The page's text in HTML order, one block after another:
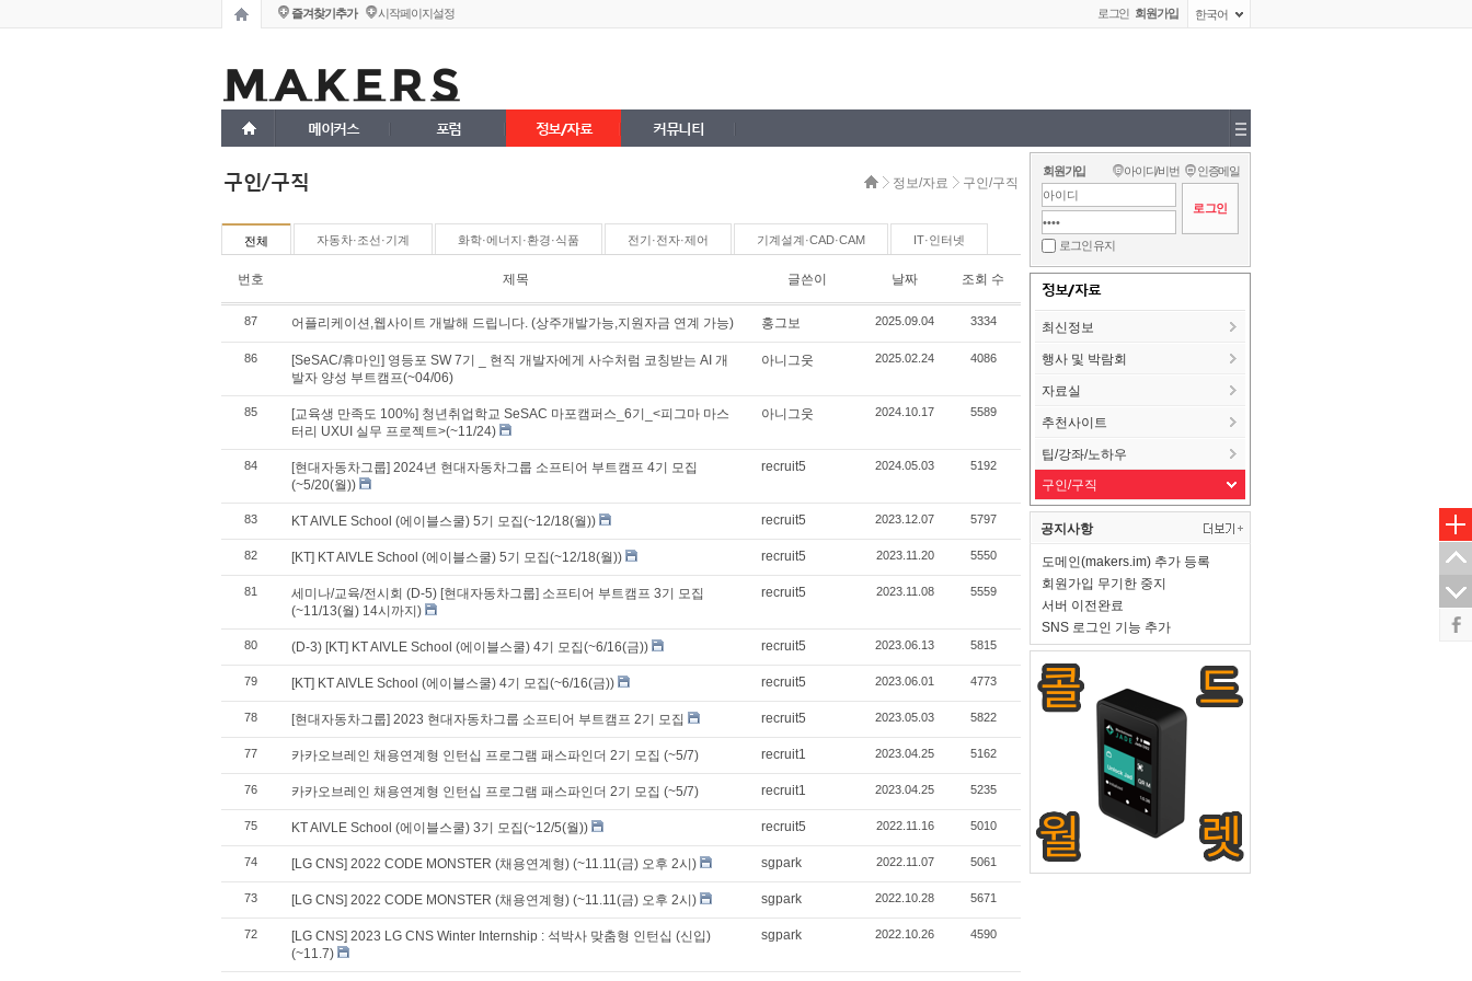
즐겨찾기추가 시작페이지설정 로그인 회원가입 한국어
메이커스 포럼 정보/자료 커뮤니티
구인/구직 정보/자료 구인/구직
전체 자동차·조선·기계 화학·에너지·환경·식품 전기·전자·제어 기계설계·CAD·CAM IT·인터넷
번호 제목 글쓴이 날짜 조회 수
87 어플리케이션,웹사이트 개발해 드립니다. (상주개발가능,지원자금 연계 가능) 홍그보 2025.09.04 3334
86
[SeSAC/휴마인] 영등포 SW 7기 _ 현직 개발자에게 사수처럼 코칭받는 AI 개
발자 양성 부트캠프(~04/06)
아니그웃 2025.02.24 4086
85
[교육생 만족도 100%] 청년취업학교 SeSAC 마포캠퍼스_6기_<피그마 마스
터리 UXUI 실무 프로젝트>(~11/24)
아니그웃 2024.10.17 5589
84
[현대자동차그룹] 2024년 현대자동차그룹 소프티어 부트캠프 4기 모집
(~5/20(월))
recruit5 2024.05.03 5192
83 KT AIVLE School (에이블스쿨) 5기 모집(~12/18(월)) recruit5 2023.12.07 5797
82 [KT] KT AIVLE School (에이블스쿨) 5기 모집(~12/18(월)) recruit5 2023.11.20 5550
81
세미나/교육/전시회 (D-5) [현대자동차그룹] 소프티어 부트캠프 3기 모집
(~11/13(월) 14시까지)
recruit5 2023.11.08 5559
80 (D-3) [KT] KT AIVLE School (에이블스쿨) 4기 모집(~6/16(금)) recruit5 2023.06.13 5815
79 [KT] KT AIVLE School (에이블스쿨) 4기 모집(~6/16(금)) recruit5 2023.06.01 4773
78 [현대자동차그룹] 2023 현대자동차그룹 소프티어 부트캠프 2기 모집 recruit5 2023.05.03 5822
77 카카오브레인 채용연계형 인턴십 프로그램 패스파인더 2기 모집 (~5/7) recruit1 2023.04.25 5162
76 카카오브레인 채용연계형 인턴십 프로그램 패스파인더 2기 모집 (~5/7) recruit1 2023.04.25 5235
75 KT AIVLE School (에이블스쿨) 3기 모집(~12/5(월)) recruit5 2022.11.16 5010
74 [LG CNS] 2022 CODE MONSTER (채용연계형) (~11.11(금) 오후 2시) sgpark 2022.11.07 5061
73 [LG CNS] 2022 CODE MONSTER (채용연계형) (~11.11(금) 오후 2시) sgpark 2022.10.28 5671
72
[LG CNS] 2023 LG CNS Winter Internship : 석박사 맞춤형 인턴십 (신입)
(~11.7)
sgpark 2022.10.26 4590
회원가입 아이디/비번 인증메일
로그인 유지
정보/자료
최신정보
행사 및 박람회
자료실
추천사이트
팁/강좌/노하우
구인/구직
공지사항
도메인(makers.im) 추가 등록
회원가입 무기한 중지
서버 이전완료
SNS 로그인 기능 추가